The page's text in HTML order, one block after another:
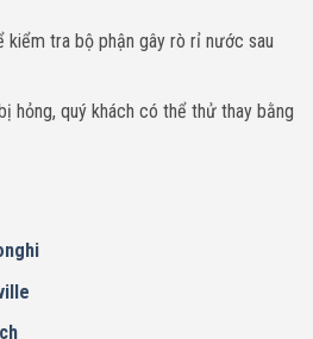
kiểm tra bộ phận gây rò rỉ nước sau
hỏng, quý khách có thể thử thay bằng